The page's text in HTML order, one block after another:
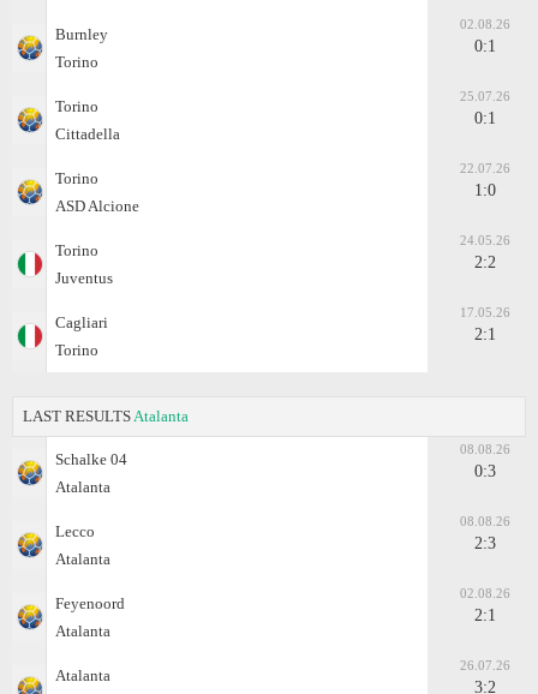
Burnley
Torino
02.08.26
0:1
Torino
Cittadella
25.07.26
0:1
Torino
ASD Alcione
22.07.26
1:0
Torino
Juventus
24.05.26
2:2
Cagliari
Torino
17.05.26
2:1
LAST RESULTS Atalanta
Schalke 04
Atalanta
08.08.26
0:3
Lecco
Atalanta
08.08.26
2:3
Feyenoord
Atalanta
02.08.26
2:1
Atalanta
26.07.26
3:2